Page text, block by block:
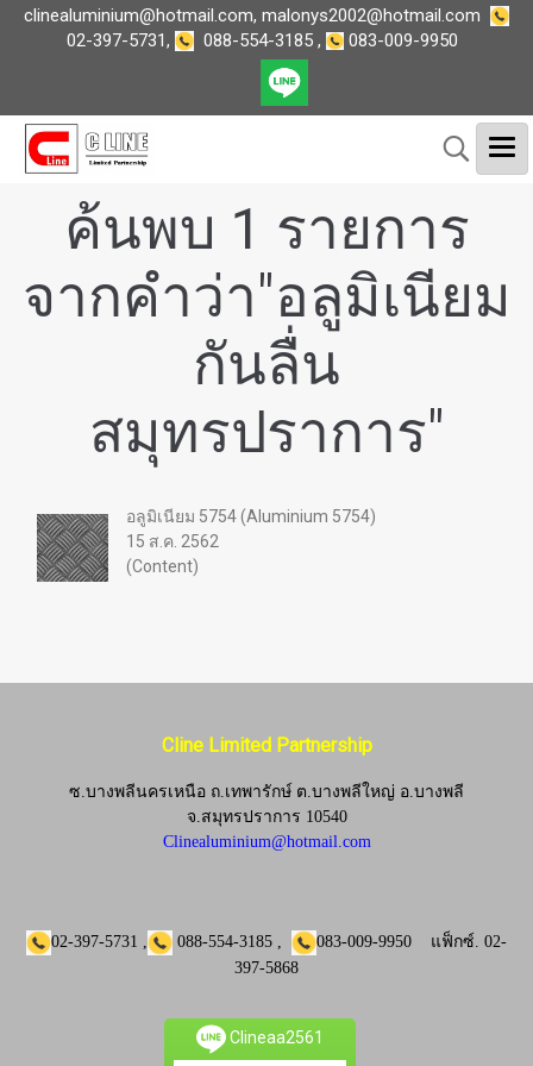
clinealuminium@hotmail.com, malonys2002@hotmail.com
02-397-5731, 088-554-3185, 083-009-9950
ค้นพบ 1 รายการ
จากคำว่า"อลูมิเนียม
กันลื่น
สมุทรปราการ"
อลูมิเนียม 5754 (Aluminium 5754)
15 ส.ค. 2562
(Content)
Cline Limited Partnership
ซ.บางพลีนครเหนือ ถ.เทพารักษ์ ต.บางพลีใหญ่ อ.บางพลี
จ.สมุทรปราการ 10540
Clinealuminium@hotmail.com
02-397-5731 , 088-554-3185 , 083-009-9950 แฟ็กซ์. 02-
397-5868
Clineaa2561